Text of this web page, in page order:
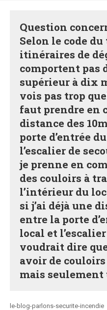
Question
Selon le code
itinéraires de
comportent pas
supérieur à dix
vois pas trop
faut prendre en
distance des
porte d’entrée
l’escalier de
je prenne en
des couloirs à
l’intérieur du
si j’ai déjà une
entre la porte
local et
voudrait dire
avoir de
mais seulement
Posted
le-blog-parlons-securite-incendie